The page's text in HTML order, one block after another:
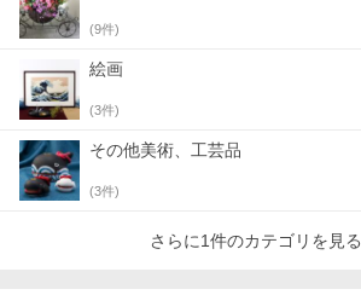
(9件)
絵画
(3件)
その他美術、工芸品
(3件)
さらに1件のカテゴリを見る